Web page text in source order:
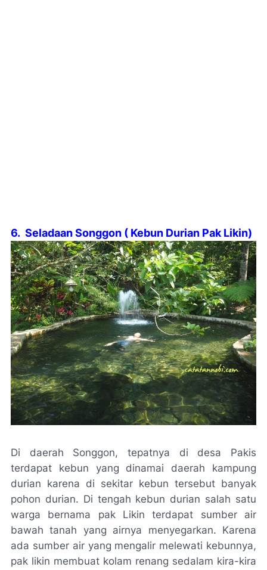
6. Seladaan Songgon ( Kebun Durian Pak Likin)
Di daerah Songgon, tepatnya di desa Pakis
terdapat kebun yang dinamai daerah kampung
durian karena di sekitar kebun tersebut banyak
pohon durian. Di tengah kebun durian salah satu
warga bernama pak Likin terdapat sumber air
bawah tanah yang airnya menyegarkan. Karena
ada sumber air yang mengalir melewati kebunnya,
pak likin membuat kolam renang sedalam kira-kira